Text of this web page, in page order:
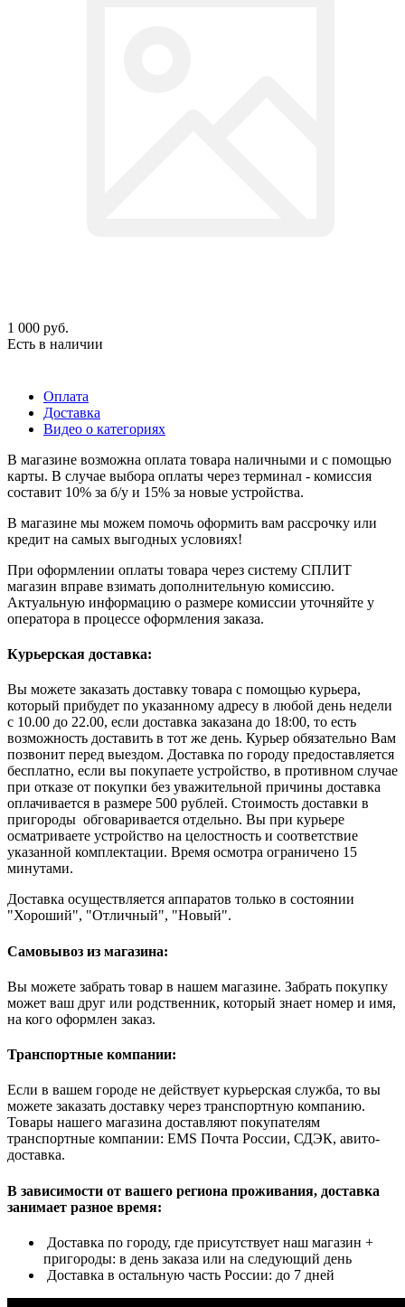
1 000 руб.
Есть в наличии
Оплата
Доставка
Видео о категориях
В магазине возможна оплата товара наличными и с помощью
карты. В случае выбора оплаты через терминал - комиссия
составит 10% за б/у и 15% за новые устройства.
В магазине мы можем помочь оформить вам рассрочку или
кредит на самых выгодных условиях!
При оформлении оплаты товара через систему СПЛИТ
магазин вправе взимать дополнительную комиссию.
Актуальную информацию о размере комиссии уточняйте у
оператора в процессе оформления заказа.
Курьерская доставка:
Вы можете заказать доставку товара с помощью курьера,
который прибудет по указанному адресу в любой день недели
с 10.00 до 22.00, если доставка заказана до 18:00, то есть
возможность доставить в тот же день. Курьер обязательно Вам
позвонит перед выездом. Доставка по городу предоставляется
бесплатно, если вы покупаете устройство, в противном случае
при отказе от покупки без уважительной причины доставка
оплачивается в размере 500 рублей. Стоимость доставки в
пригороды обговаривается отдельно. Вы при курьере
осматриваете устройство на целостность и соответствие
указанной комплектации. Время осмотра ограничено 15
минутами.
Доставка осуществляется аппаратов только в состоянии
"Хороший", "Отличный", "Новый".
Самовывоз из магазина:
Вы можете забрать товар в нашем магазине. Забрать покупку
может ваш друг или родственник, который знает номер и имя,
на кого оформлен заказ.
Транспортные компании:
Если в вашем городе не действует курьерская служба, то вы
можете заказать доставку через транспортную компанию.
Товары нашего магазина доставляют покупателям
транспортные компании: EMS Почта России, СДЭК, авито-
доставка.
В зависимости от вашего региона проживания, доставка
занимает разное время:
Доставка по городу, где присутствует наш магазин +
пригороды: в день заказа или на следующий день
Доставка в остальную часть России: до 7 дней